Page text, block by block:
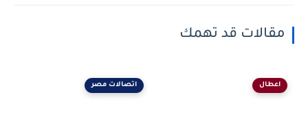
مقالات قد تهمك
اعطال اتصالات مصر